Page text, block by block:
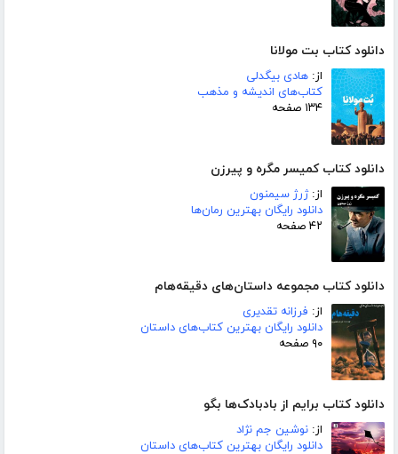
دانلود کتاب بت مولانا
از: هادی بیگدلی
کتاب‌های اندیشه و مذهب
۱۳۴ صفحه
دانلود کتاب کمیسر مگره و پیرزن
از:ژرژ سیمنون
دانلود رایگان بهترین رمان‌ها
۴۲ صفحه
دانلود کتاب مجموعه داستان‌های دقیقه‌هام
از: فرزانه تقدیری
دانلود رایگان بهترین کتاب‌های داستان
۹۰ صفحه
دانلود کتاب برایم از بادبادک‌ها بگو
از: نوشین جم نژاد
دانلود رایگان بهترین کتاب‌های داستان